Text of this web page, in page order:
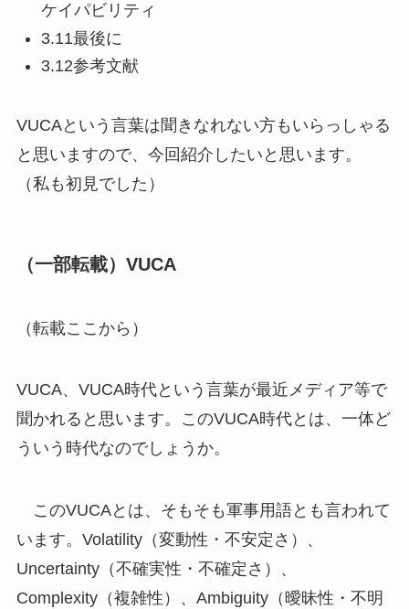
ケイパビリティ
3.11最後に
3.12参考文献
VUCAという言葉は聞きなれない方もいらっしゃる
と思いますので、今回紹介したいと思います。
（私も初見でした）
（一部転載）VUCA
（転載ここから）
VUCA、VUCA時代という言葉が最近メディア等で
聞かれると思います。このVUCA時代とは、一体ど
ういう時代なのでしょうか。
このVUCAとは、そもそも軍事用語とも言われて
います。Volatility（変動性・不安定さ）、
Uncertainty（不確実性・不確定さ）、
Complexity（複雑性）、Ambiguity（曖昧性・不明